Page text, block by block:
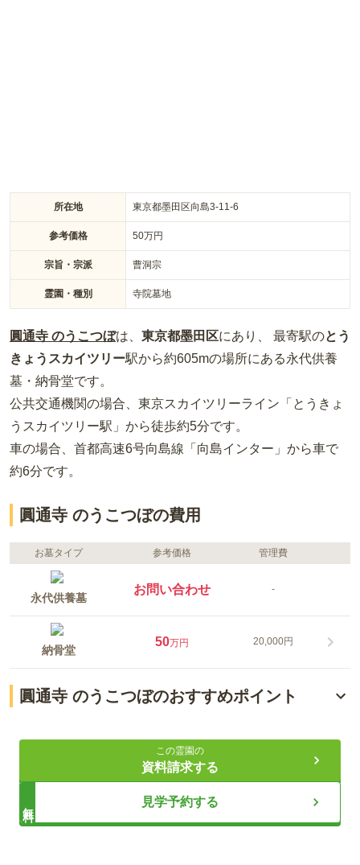
所在地 東京都墨田区向島3-11-6
参考価格 50万円
宗旨・宗派 曹洞宗
霊園・種別 寺院墓地
圓通寺 のうこつぼは、 東京都墨田区にあり、 最寄駅のとう
きょうスカイツリー駅から約605mの場所にある永代供養
墓・納骨堂です。
公共交通機関の場合 、東京スカイツリーライン「とうきょ
うスカイツリー駅」から徒歩約5分です。
車の場合 、首都高速6号向島線「向島インター」から車で
約6分です。
圓通寺 のうこつぼの費用
お墓タイプ 参考価格 管理費
永代供養墓
お問い合わせ -
納骨堂
50万円 20,000円
圓通寺 のうこつぼのおすすめポイント
一室ずつ納骨室が分かれた集合型のお墓
お寺が大切に管理・供養
契約後も安心のサポート
この霊園の
資料請求する
見学予約する